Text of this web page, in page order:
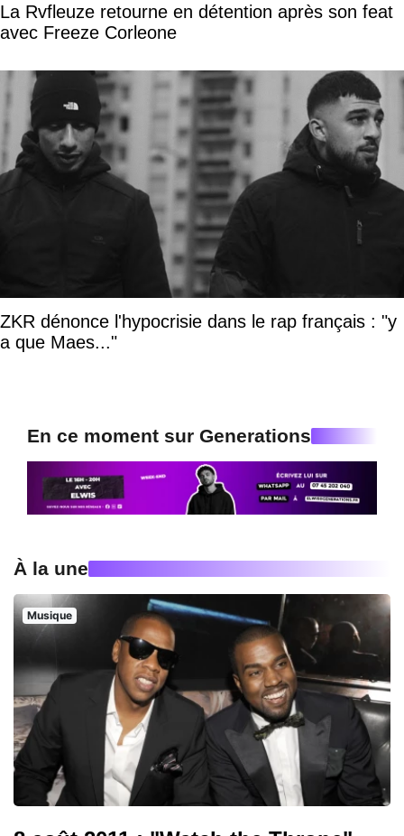
La Rvfleuze retourne en détention après son feat
avec Freeze Corleone
ZKR dénonce l'hypocrisie dans le rap français : "y
a que Maes..."
En ce moment sur Generations
À la une
Musique